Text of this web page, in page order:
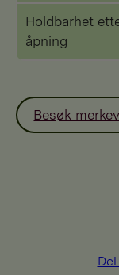
Holdbarhet
åpning
Besøk